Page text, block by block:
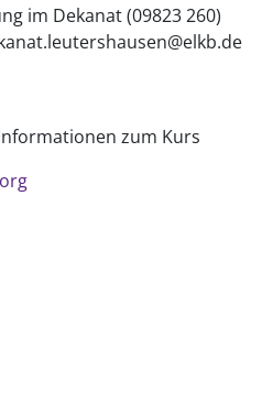
im Dekanat (09823 260)
zum Kurs